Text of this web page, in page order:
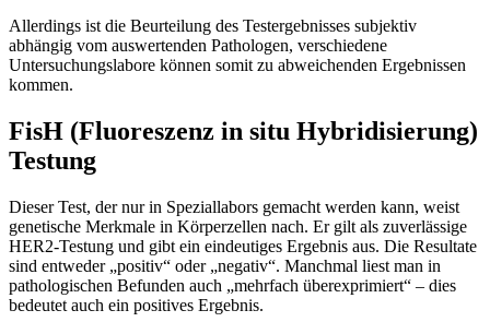
Allerdings ist die Beurteilung des Testergebnisses subjektiv
abhängig vom auswertenden Pathologen, verschiedene
Untersuchungslabore können somit zu abweichenden Ergebnissen
kommen.
FisH (Fluoreszenz in situ Hybridisierung)
Testung
Dieser Test, der nur in Speziallabors gemacht werden kann, weist
genetische Merkmale in Körperzellen nach. Er gilt als zuverlässige
HER2-Testung und gibt ein eindeutiges Ergebnis aus. Die Resultate
sind entweder „positiv“ oder „negativ“. Manchmal liest man in
pathologischen Befunden auch „mehrfach überexprimiert“ – dies
bedeutet auch ein positives Ergebnis.